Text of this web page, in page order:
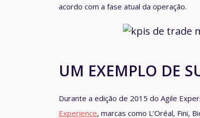
acordo com a fase atual da operação.
UM EXEMPLO DE
Durante a edição de 2015 do Agile
Experience, marcas como L’Oréal, Fini,